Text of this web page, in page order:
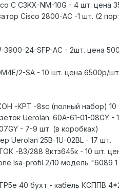
C C3KX-NM-10G - 4 шт. цена
Cisco 2800-AC -1 шт. (2
3900-24-SFP-AC - 2шт. цена
2-SA - 10 шт. цена 6500р/
-КРТ -8sc (полный набор) 10
Uerolan: 60А-61-01-08GY -
- 7-9 шт. (в коробках)
Uerolan 25B-1U-02BL - 17 шт.
-В3/288 8ктз645к - 10 шт.
lsa-profil 2/10 модель "6089
40 бухт - кабель КСППВ